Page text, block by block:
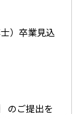
）卒業見込
のご提出を